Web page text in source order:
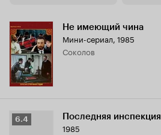
Не имеющий чина
Мини-сериал, 1985
Соколов
Рейтинг
6.4 Последняя инспекция
1985